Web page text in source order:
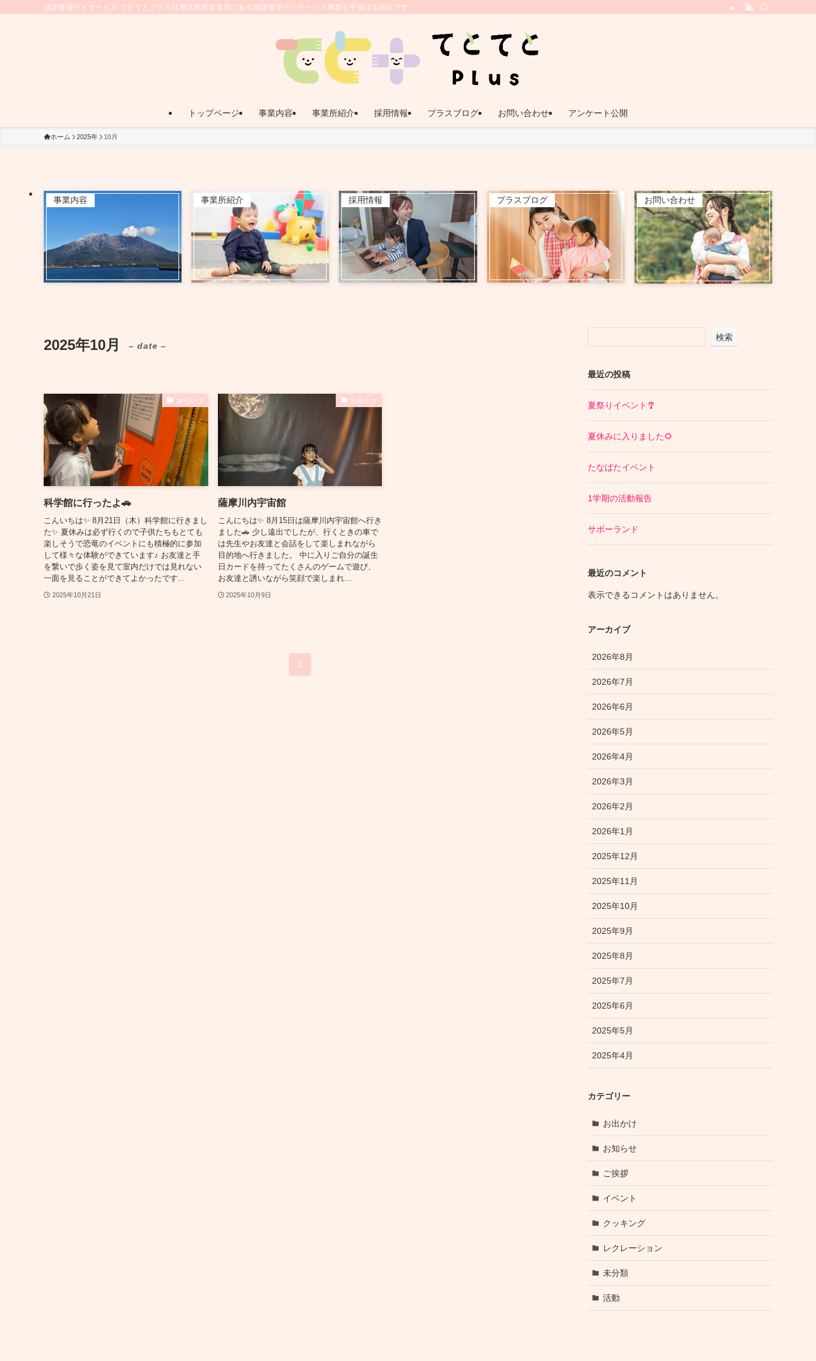
放課後等デイサービス てとてとプラスは鹿児島県姶良市にある放課後等デイサービス事業を手掛ける会社です。 | 鹿児島県姶良市｜放課後等デイサービス『てとてとプラス』
トップページ 事業内容 事業所紹介 採用情報 プラスブログ お問い合わせ アンケート公開
ホーム 2025年 10月
事業内容 事業所紹介 採用情報 プラスブログ お問い合わせ
2025年10月 – date –
お出かけ
科学館に行ったよ🚗
こんいちは✨ 8月21日（木）科学館に行きまし
た✨ 夏休みは必ず行くので子供たちもとても
楽しそうで恐竜のイベントにも積極的に参加
して様々な体験ができています♪ お友達と手
を繋いで歩く姿を見て室内だけでは見れない
一面を見ることができてよかったです...
2025年10月21日
お出かけ
薩摩川内宇宙館
こんにちは✨ 8月15日は薩摩川内宇宙館へ行き
ました🚗 少し遠出でしたが、行くときの車で
は先生やお友達と会話をして楽しまれながら
目的地へ行きました。 中に入りご自分の誕生
日カードを持ってたくさんのゲームで遊び、
お友達と誘いながら笑顔で楽しまれ...
2025年10月9日
1
検索
最近の投稿
夏祭りイベント🎐
夏休みに入りました🌻
たなばたイベント
1学期の活動報告
サボーランド
最近のコメント
表示できるコメントはありません。
アーカイブ
2026年8月
2026年7月
2026年6月
2026年5月
2026年4月
2026年3月
2026年2月
2026年1月
2025年12月
2025年11月
2025年10月
2025年9月
2025年8月
2025年7月
2025年6月
2025年5月
2025年4月
カテゴリー
お出かけ
お知らせ
ご挨拶
イベント
クッキング
レクレーション
未分類
活動